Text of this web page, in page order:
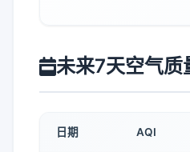
未来7天空气质
日期 AQI